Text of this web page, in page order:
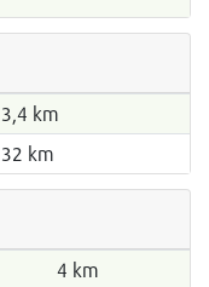
3,4 km
32 km
4 km